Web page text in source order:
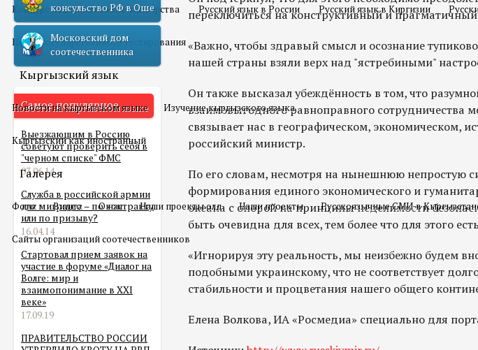
Конкурс педагогического мастерства Русский язык в России Русский язык в Киргизии
Центр государственного тестирования
Кыргызский язык
Новости на кыргызском языке Изучение кыргызского языка
Кыргызский как иностранный
Галерея
Фото Видео О нас Наши проекты олд Наши проекты Русскоязычные СМИ в
Сайты организаций соотечественников
консульство РФ в Оше
Московский дом
соотечественника
Самое популярное
Выезжающим в Россию
советуют проверить себя в
"черном списке" ФМС
03.06.14
Служба в российской армии
для мигранта – по контракту
или по призыву?
16.04.14
Стартовал прием заявок на
участие в форуме «Диалог на
Волге: мир и
взаимопонимание в XXI
веке»
17.09.19
ПРАВИТЕЛЬСТВО РОССИИ
переключиться на конструктивный и
«Важно, чтобы здравый смысл и осознание
нашей страны взяли верх над "ястребиными"
Он также высказал убеждённость в том, что
взаимовыгодного равноправного сотрудничества
связывает нас в географическом, экономическом,
российский министр.
По его словам, несмотря на нынешнюю непростую
формирования единого экономического и
океана с опорой на принципы неделимости
быть очевидна для всех, тем более что для этого
«Игнорируя эту реальность, мы неизбежно будем
подобными украинскому, что не соответствует
стабильности и процветания нашего общего
Елена Волкова, ИА «Росмедиа» специально для